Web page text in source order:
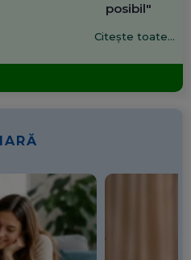
posibil"
Citește toate...